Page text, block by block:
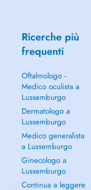
Ricerche più
frequenti
Oftalmologo -
Medico oculista a
Lussemburgo
Dermatologo a
Lussemburgo
Medico generalista
a Lussemburgo
Ginecologo a
Lussemburgo
Continua a leggere